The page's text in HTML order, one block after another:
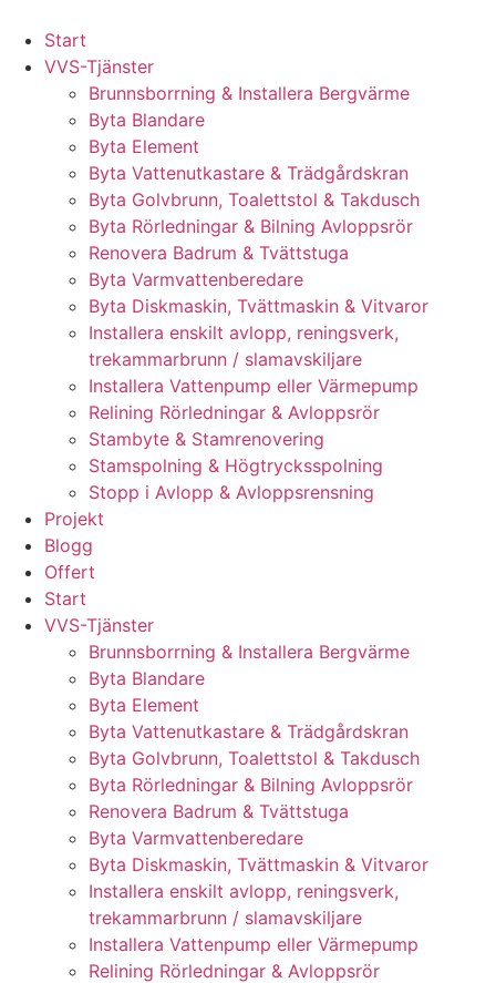
content
Start
VVS-Tjänster
Brunnsborrning & Installera Bergvärme
Byta Blandare
Byta Element
Byta Vattenutkastare & Trädgårdskran
Byta Golvbrunn, Toalettstol & Takdusch
Byta Rörledningar & Bilning Avloppsrör
Renovera Badrum & Tvättstuga
Byta Varmvattenberedare
Byta Diskmaskin, Tvättmaskin & Vitvaror
Installera enskilt avlopp, reningsverk,
trekammarbrunn / slamavskiljare
Installera Vattenpump eller Värmepump
Relining Rörledningar & Avloppsrör
Stambyte & Stamrenovering
Stamspolning & Högtrycksspolning
Stopp i Avlopp & Avloppsrensning
Projekt
Blogg
Offert
Start
VVS-Tjänster
Brunnsborrning & Installera Bergvärme
Byta Blandare
Byta Element
Byta Vattenutkastare & Trädgårdskran
Byta Golvbrunn, Toalettstol & Takdusch
Byta Rörledningar & Bilning Avloppsrör
Renovera Badrum & Tvättstuga
Byta Varmvattenberedare
Byta Diskmaskin, Tvättmaskin & Vitvaror
Installera enskilt avlopp, reningsverk,
trekammarbrunn / slamavskiljare
Installera Vattenpump eller Värmepump
Relining Rörledningar & Avloppsrör